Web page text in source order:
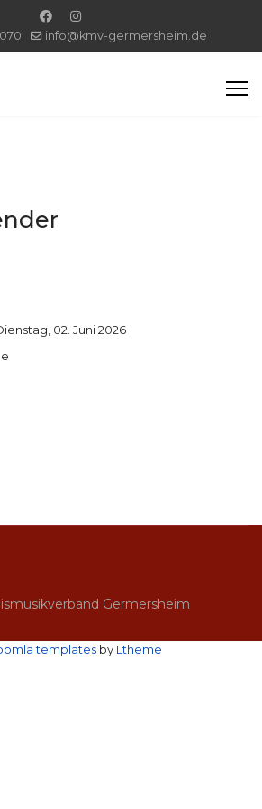
info@kmv-germersheim.de
02. Juni 2026
Germersheim
templatesby Ltheme